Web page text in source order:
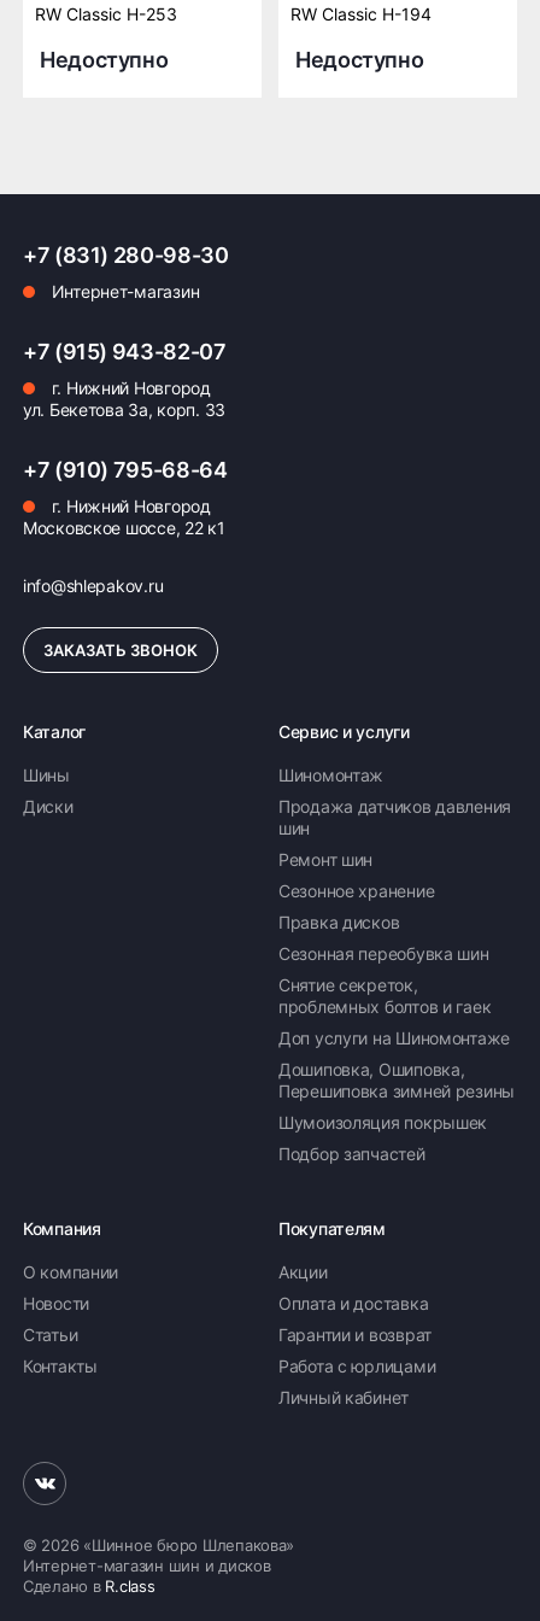
RW Classic H-253
Недоступно
RW Classic H-194
Недоступно
+7 (831) 280-98-30
Интернет-магазин
+7 (915) 943-82-07
г. Нижний Новгород
ул. Бекетова 3а, корп. 33
+7 (910) 795-68-64
г. Нижний Новгород
Московское шоссе, 22 к1
info@shlepakov.ru
ЗАКАЗАТЬ ЗВОНОК
Каталог
Шины
Диски
Сервис и услуги
Шиномонтаж
Продажа датчиков давления
шин
Ремонт шин
Сезонное хранение
Правка дисков
Сезонная переобувка шин
Снятие секреток,
проблемных болтов и гаек
Доп услуги на Шиномонтаже
Дошиповка, Ошиповка,
Перешиповка зимней резины
Шумоизоляция покрышек
Подбор запчастей
Компания
О компании
Новости
Статьи
Контакты
Покупателям
Акции
Оплата и доставка
Гарантии и возврат
Работа с юрлицами
Личный кабинет
© 2026 «Шинное бюро Шлепакова»
Интернет-магазин шин и дисков
Сделано в R.class